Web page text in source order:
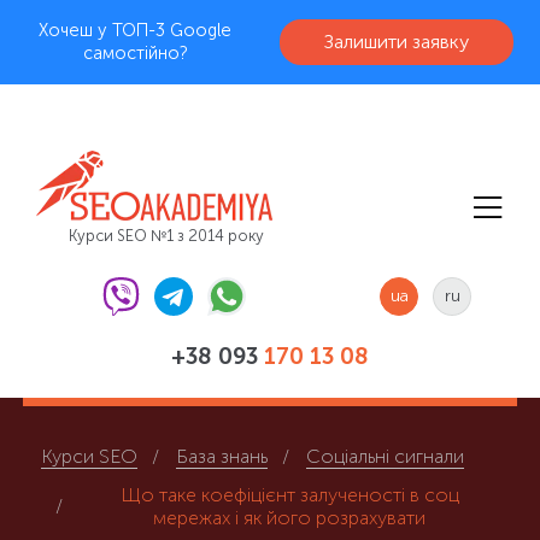
Хочеш у ТОП-3 Google
самостійно?
Залишити заявку
Курси SEO №1 з 2014 року
+38 093 170 13 08
ua ru
Курси SEO База знань
Соціальні сигнали
Що таке коефіцієнт залученості в соц
мережах і як його розрахувати